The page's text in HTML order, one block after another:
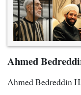
Ahmed
Ahmed Bedreddin